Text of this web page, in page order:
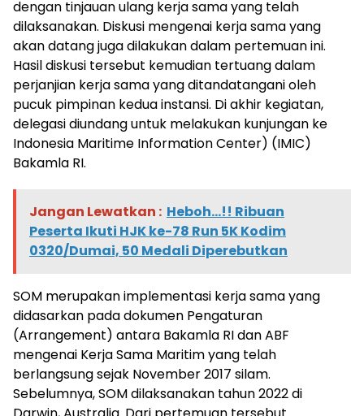
dengan tinjauan ulang kerja sama yang telah
dilaksanakan. Diskusi mengenai kerja sama yang
akan datang juga dilakukan dalam pertemuan ini.
Hasil diskusi tersebut kemudian tertuang dalam
perjanjian kerja sama yang ditandatangani oleh
pucuk pimpinan kedua instansi. Di akhir kegiatan,
delegasi diundang untuk melakukan kunjungan ke
Indonesia Maritime Information Center) (IMIC)
Bakamla RI.
Jangan Lewatkan : Heboh...!! Ribuan
Peserta Ikuti HJK ke-78 Run 5K Kodim
0320/Dumai, 50 Medali Diperebutkan
SOM merupakan implementasi kerja sama yang
didasarkan pada dokumen Pengaturan
(Arrangement) antara Bakamla RI dan ABF
mengenai Kerja Sama Maritim yang telah
berlangsung sejak November 2017 silam.
Sebelumnya, SOM dilaksanakan tahun 2022 di